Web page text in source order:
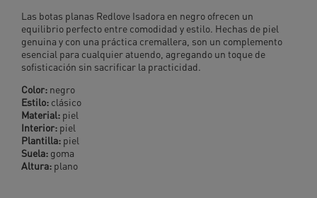
Las botas planas Redlove Isadora en negro ofrecen un
equilibrio perfecto entre comodidad y estilo. Hechas de piel
genuina y con una práctica cremallera, son un complemento
esencial para cualquier atuendo, agregando un toque de
sofisticación sin sacrificar la practicidad.
Color: negro
Estilo: clásico
Material: piel
Interior: piel
Plantilla: piel
Suela: goma
Altura: plano